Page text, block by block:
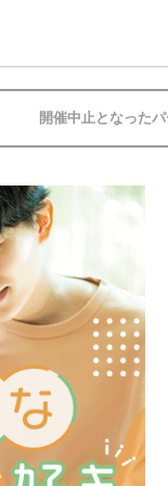
開催中止となった